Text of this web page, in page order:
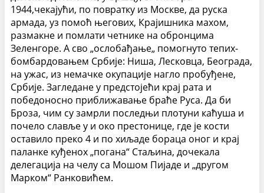
1944,чекајући, по повратку из Москве, да руска
армада, уз помоћ његових, Крајишника махом,
размакне и помлати четнике на обронцима
Зеленгоре. А сво „ослобађање„ помогнуто тепих-
бомбардовањем Србије: Ниша, Лесковца, Београда,
на ужас, из немачке окупације нагло пробуђене,
Србије. Загледане у предстојећи крај рата и
победоносно приближавање браће Руса. Да би
Броза, чим су замрли последњи плотуни каћуша и
почело славље у и око престонице, где је кости
оставило преко 4 и по хиљаде бораца оног и крај
паланке куђенох „погана“ Стаљина, дочекала
делегација на челу са Мошом Пијаде и „другом
Марком“ Ранковићем.